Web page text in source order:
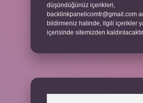
düşündüğünüz içerikleri,
backlinkpanelicomtr@gmail.com
bildirmeniz halinde, ilgili içerikler
içerisinde sitemizden